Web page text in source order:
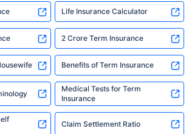
Life Insurance Calculator
2 Crore Term Insurance
Benefits of Term Insurance
Medical Tests for Term
Insurance
Claim Settlement Ratio